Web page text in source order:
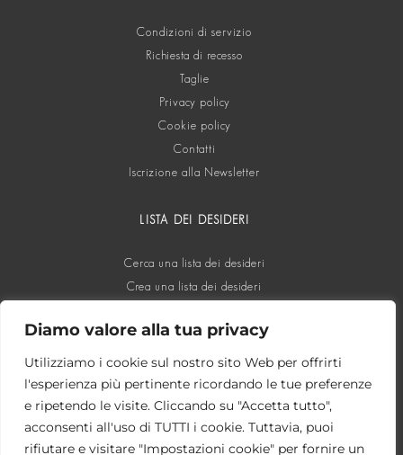
Diamo valore alla tua privacy
Utilizziamo i cookie sul nostro sito Web per offrirti
l'esperienza più pertinente ricordando le tue preferenze
e ripetendo le visite. Cliccando su "Accetta tutto",
acconsenti all'uso di TUTTI i cookie. Tuttavia, puoi
rifiutare e visitare "Impostazioni cookie" per fornire un
Condizioni di servizio
Richiesta di recesso
Taglie
Privacy policy
Cookie policy
Contatti
Iscrizione alla Newsletter
LISTA DEI DESIDERI
Cerca una lista dei desideri
Crea una lista dei desideri
SOCIAL